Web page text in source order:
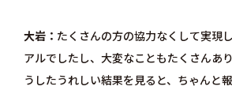
大岩
たくさんの方の協力なくして実現
アルでしたし、大変なこともたくさんあ
うしたうれしい結果を見ると、ちゃんと